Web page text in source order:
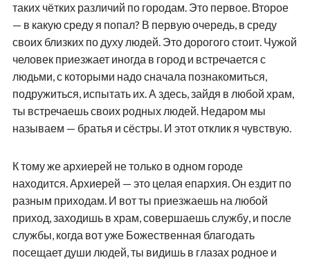
таких чётких различий по городам. Это первое. Второе
— в какую среду я попал? В первую очередь, в среду
своих близких по духу людей. Это дорогого стоит. Чужой
человек приезжает иногда в город и встречается с
людьми, с которыми надо сначала познакомиться,
подружиться, испытать их. А здесь, зайдя в любой храм,
ты встречаешь своих родных людей. Недаром мы
называем — братья и сёстры. И этот отклик я чувствую.
К тому же архиерей не только в одном городе
находится. Архиерей — это целая епархия. Он ездит по
разным приходам. И вот ты приезжаешь на любой
приход, заходишь в храм, совершаешь службу, и после
службы, когда вот уже Божественная благодать
посещает души людей, ты видишь в глазах родное и